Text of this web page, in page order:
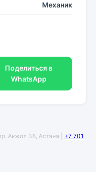
Механик
Поделиться в
WhatsApp
Акжол 38, Астана |
+7 701